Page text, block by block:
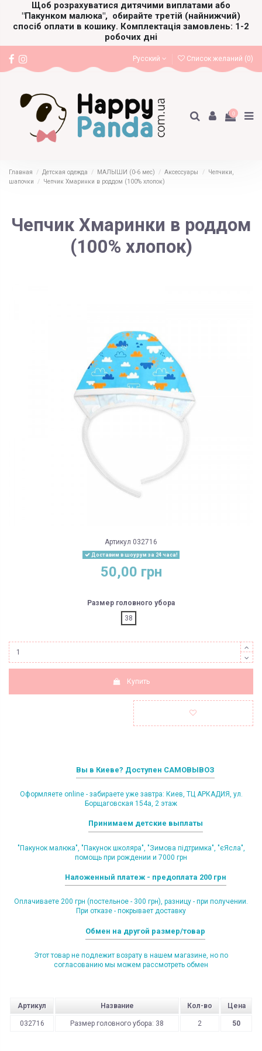
Щоб розрахуватися дитячими виплатами або
"Пакунком малюка", обирайте третій (найнижчий)
спосіб оплати в кошику. Комплектація замовлень: 1-2
робочих дні
Русский Список желаний (0)
0
Главная Детская одежда МАЛЫШИ (0-6 мес) Аксессуары
Чепчики,
шапочки
Чепчик Хмаринки в роддом (100% хлопок)
Чепчик Хмаринки в роддом
(100% хлопок)
Артикул 032716
Доставим в шоурум за 24 часа!
50,00 грн
Размер головного убора
38
Купить
Вы в Киеве? Доступен САМОВЫВОЗ
Оформляете online - забираете уже завтра: Киев, ТЦ АРКАДИЯ, ул.
Борщаговская 154а, 2 этаж
Принимаем детские выплаты
"Пакунок малюка", "Пакунок школяра", "Зимова підтримка", "єЯсла",
помощь при рождении и 7000 грн
Наложенный платеж - предоплата 200 грн
Оплачиваете 200 грн (постельное - 300 грн), разницу - при получении.
При отказе - покрывает доставку
Обмен на другой размер/товар
Этот товар не подлежит возрату в нашем магазине, но по
согласованию мы можем рассмотреть обмен
Артикул Название Кол-во Цена
032716 Размер головного убора: 38 2 50